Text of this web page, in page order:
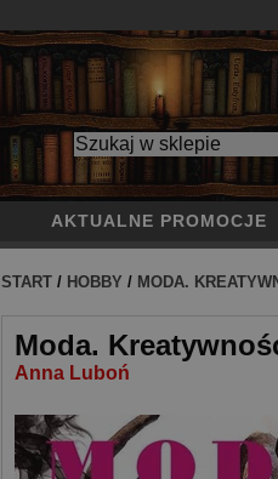
AKTUALNE PROMOCJE
START / HOBBY / MODA.
Moda.
Anna Luboń